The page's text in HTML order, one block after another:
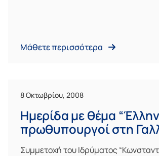
Μάθετε περισσότερα
8 Οκτωβρίου, 2008
Ημερίδα με θέμα
πρωθυπουργοί στη
Συμμετοχή του Ιδρύματος